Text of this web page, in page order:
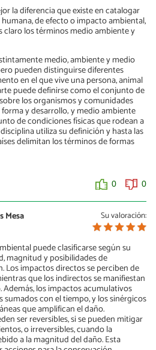
la diferencia que existe en catalogar
de efecto o impacto ambiental,
claro los términos medio ambiente y
medio, ambiente y medio
pueden distinguirse diferentes
en el que vive una persona, animal
puede definirse como el conjunto de
los organismos y comunidades
y desarrollo; y medio ambiente
de condiciones físicas que rodean a
utiliza su definición y hasta las
delimitan los términos de formas
0 0
Su valoración:
Mesa
puede clasificarse según su
magnitud y posibilidades de
Los impactos directos se perciben de
que los indirectos se manifiestan
Además, los impactos acumulativos
con el tiempo, y los sinérgicos
que amplifican el daño.
ser reversibles, si se pueden mitigar
o irreversibles, cuando la
a la magnitud del daño. Esta